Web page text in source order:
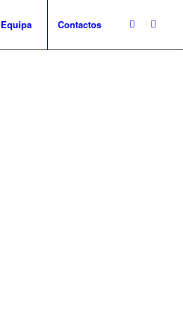
Equipa Contactos